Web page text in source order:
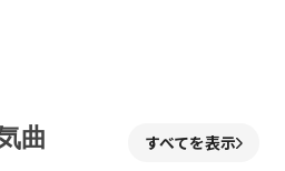
曲 すべてを表示